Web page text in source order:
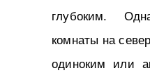
глубоким.
комнаты на
одиноким или